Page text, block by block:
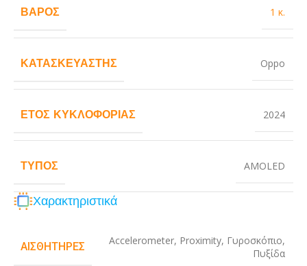
ΒΆΡΟΣ 1 κ.
ΚΑΤΑΣΚΕΥΑΣΤΉΣ Oppo
ΈΤΟΣ ΚΥΚΛΟΦΟΡΊΑΣ 2024
ΤΎΠΟΣ AMOLED
Χαρακτηριστικά
ΑΙΣΘΗΤΉΡΕΣ Accelerometer, Proximity, Γυροσκόπιο,
Πυξίδα